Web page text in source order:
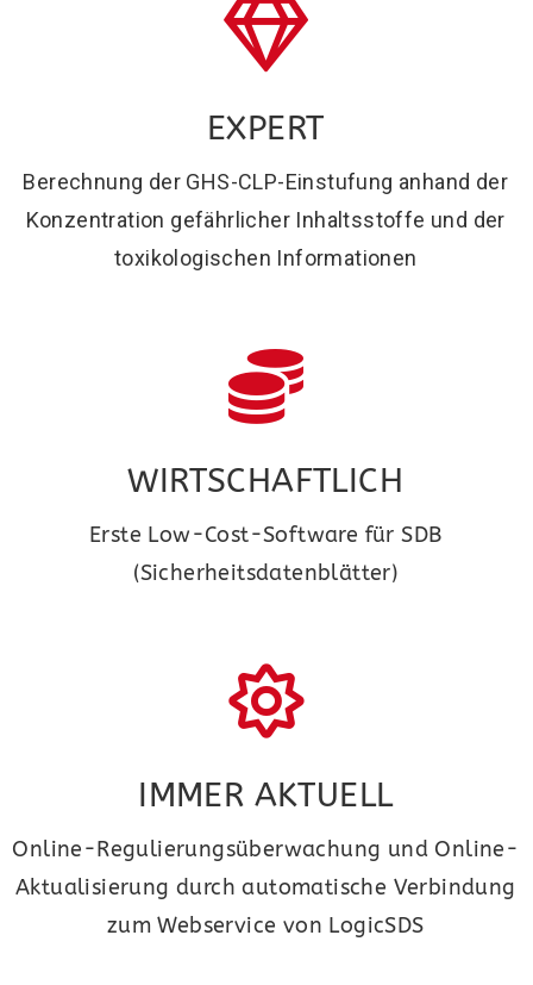
EXPERT
Berechnung der GHS-CLP-Einstufung anhand der
Konzentration gefährlicher Inhaltsstoffe und der
toxikologischen Informationen
WIRTSCHAFTLICH
Erste Low-Cost-Software für SDB
(Sicherheitsdatenblätter)
IMMER AKTUELL
Online-Regulierungsüberwachung und Online-
Aktualisierung durch automatische Verbindung
zum Webservice von LogicSDS